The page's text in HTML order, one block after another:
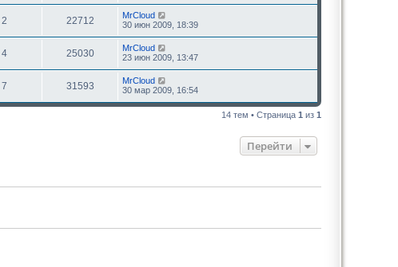
2 22712
MrCloud
30 июн 2009, 18:39
4 25030
MrCloud
23 июн 2009, 13:47
7 31593
MrCloud
30 мар 2009, 16:54
14 тем • Страница 1 из 1
Перейти